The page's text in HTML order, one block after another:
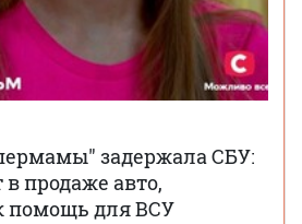
задержала СБУ:
продаже авто,
помощь для ВСУ